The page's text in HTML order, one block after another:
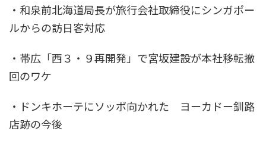
・和泉前北海道局長が旅行会社取締役にシンガポー
ルからの訪日客対応
・帯広「西３・９再開発」で宮坂建設が本社移転撤
回のワケ
・ドンキホーテにソッポ向かれた ヨーカドー釧路
店跡の今後